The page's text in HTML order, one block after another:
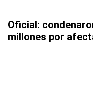
Oficial:
millones por